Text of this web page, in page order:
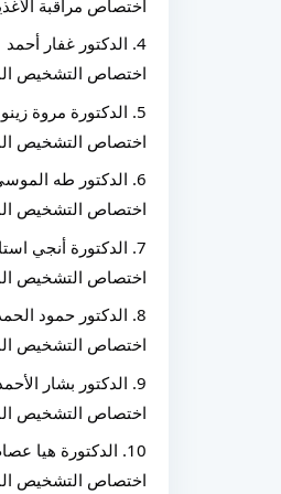
اختصاص مراقبة
4. الدكتور غفار أحمد
اختصاص التشخيص
5. الدكتورة مروة زينو
اختصاص التشخيص
6. الدكتور طه الموسى
اختصاص التشخيص
7. الدكتورة أنجي استامبولي
اختصاص التشخيص
8. الدكتور حمود الحمد
اختصاص التشخيص
9. الدكتور بشار الأحمد
اختصاص التشخيص
10. الدكتورة هيا عصام حسينه
اختصاص التشخيص